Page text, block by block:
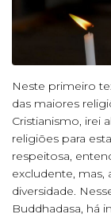
Neste primeiro
das maiores
Cristianismo, irei
religiões para
respeitosa,
excludente, mas,
diversidade.
Buddhadasa, há